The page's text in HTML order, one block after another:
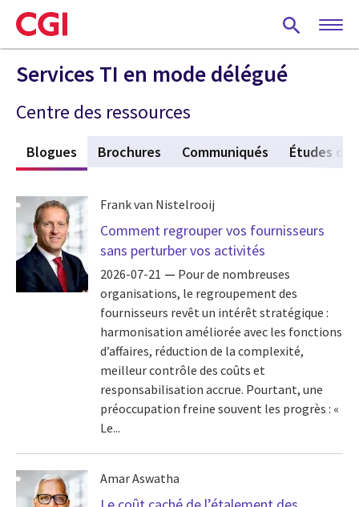
Skip
to
main
content
Services TI en mode délégué
Centre des ressources
Blogues (active tab)
Brochures Communiqués Études de
Frank van Nistelrooij
Comment regrouper vos fournisseurs
sans perturber vos activités
2026-07-21
Pour de nombreuses
organisations, le regroupement des
fournisseurs revêt un intérêt stratégique :
harmonisation améliorée avec les fonctions
d’affaires, réduction de la complexité,
meilleur contrôle des coûts et
responsabilisation accrue. Pourtant, une
préoccupation freine souvent les progrès : «
Le...
Amar Aswatha